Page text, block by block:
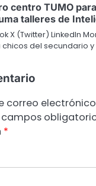
centro TUMO
talleres de
X (Twitter) LinkedIn
chicos del secundario
correo
campos
*